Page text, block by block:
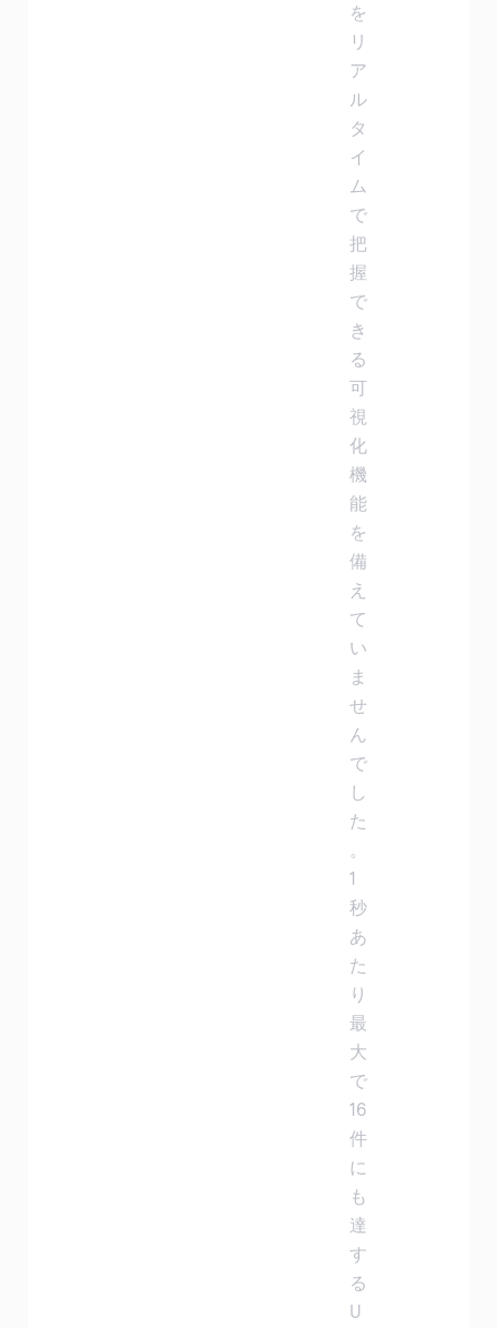
を
リ
ア
ル
タ
イ
ム
で
把
握
で
き
る
可
視
化
機
能
を
備
え
て
い
ま
せ
ん
で
し
た
。
1
秒
あ
た
り
最
大
で
16
件
に
も
達
す
る
U